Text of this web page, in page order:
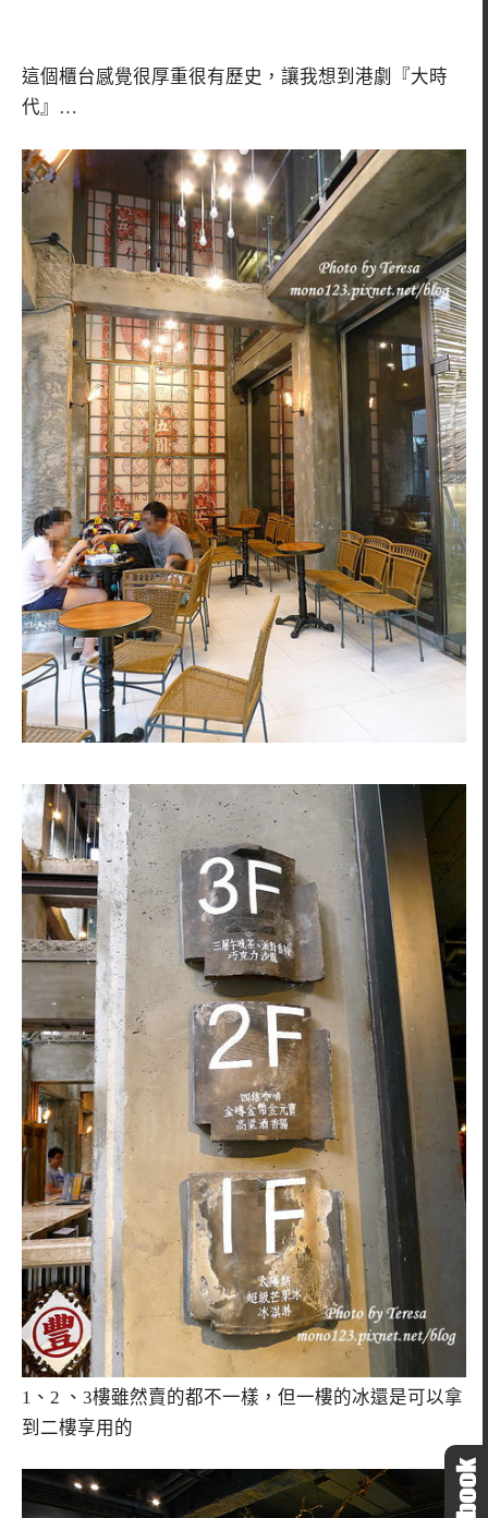
這個櫃台感覺很厚重很有歷史，讓我想到港劇『大時
代』…
1、2 、3樓雖然賣的都不一樣，但一樓的冰還是可以拿
到二樓享用的